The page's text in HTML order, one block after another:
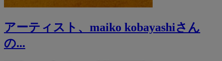
アーティスト、maiko kobayashiさん
の...